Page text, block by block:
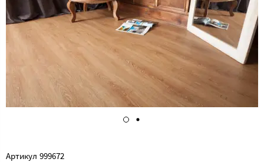
Артикул 999672